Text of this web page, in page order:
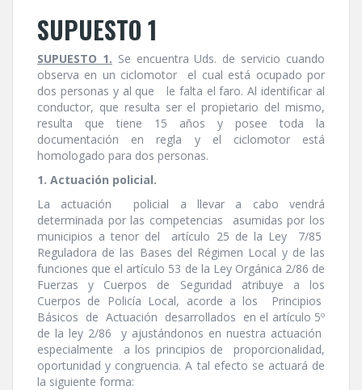
SUPUESTO 1
SUPUESTO 1. Se encuentra Uds. de servicio cuando
observa en un ciclomotor el cual está ocupado por
dos personas y al que le falta el faro. Al identificar al
conductor, que resulta ser el propietario del mismo,
resulta que tiene 15 años y posee toda la
documentación en regla y el ciclomotor está
homologado para dos personas.
1. Actuación policial.
La actuación policial a llevar a cabo vendrá
determinada por las competencias asumidas por los
municipios a tenor del artí­culo 25 de la Ley 7/85
Reguladora de las Bases del Régimen Local y de las
funciones que el artí­culo 53 de la Ley Orgánica 2/86 de
Fuerzas y Cuerpos de Seguridad atribuye a los
Cuerpos de Policí­a Local, acorde a los Principios
Básicos de Actuación desarrollados en el artí­culo 5º
de la ley 2/86 y ajustándonos en nuestra actuación
especialmente a los principios de proporcionalidad,
oportunidad y congruencia. A tal efecto se actuará de
la siguiente forma: